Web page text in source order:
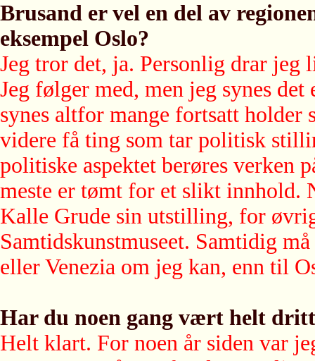
Brusand er vel en del av
eksempel Oslo?
Jeg tror det, ja. Personlig drar
Jeg følger med, men jeg synes
synes altfor mange fortsatt
videre få ting som tar politisk
politiske aspektet berøres verken
meste er tømt for et slikt innhold.
Kalle Grude sin utstilling, for
Samtidskunstmuseet. Samtidig
eller Venezia om jeg kan, enn til
Har du noen gang vært helt
Helt klart. For noen år siden var